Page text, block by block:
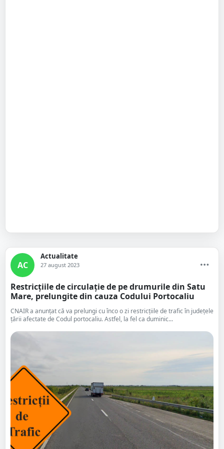
AC
Actualitate
27 august 2023
Restricțiile de circulație de pe drumurile din Satu
Mare, prelungite din cauza Codului Portocaliu
CNAIR a anunțat că va prelungi cu înco o zi restricțiile de trafic în județele
țării afectate de Codul portocaliu. Astfel, la fel ca duminic...